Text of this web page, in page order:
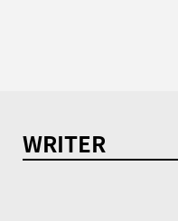
WRITER